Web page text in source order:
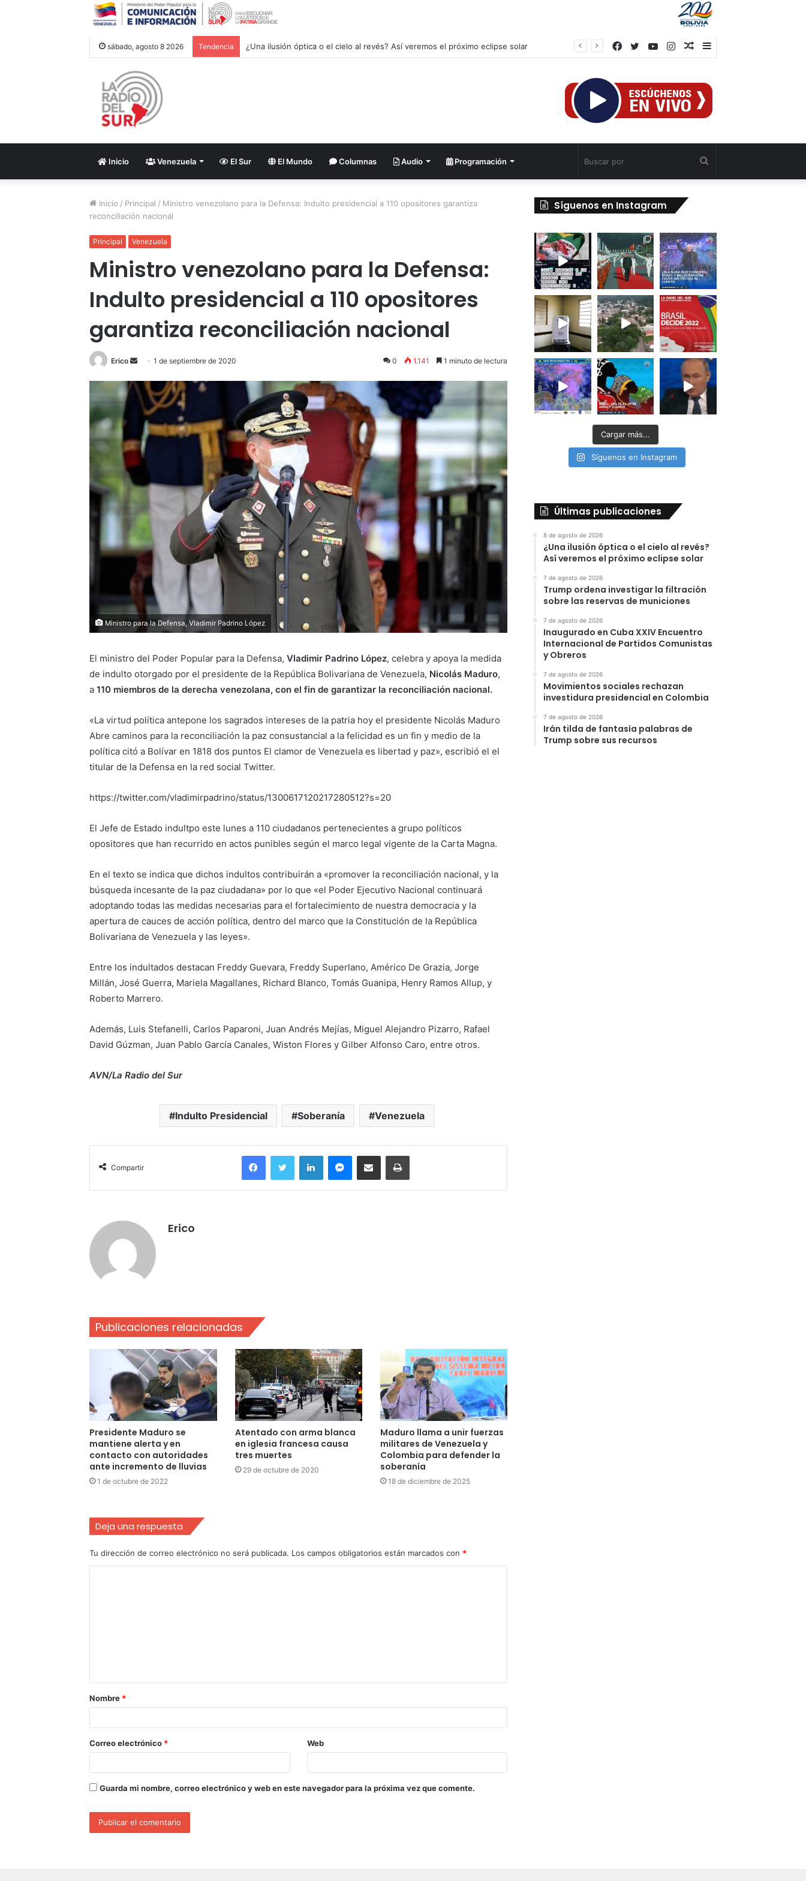
sábado, agosto 8 2026 Tendencia ¿Una ilusión óptica o el cielo al revés? Así veremos el próximo eclipse solar
Barra
Publicación
azar
Instagram
YouTube
Twitter
Facebook
Inicio Venezuela El Sur El Mundo Columnas Audio Programación
Inicio / Principal / Ministro venezolano para la Defensa: Indulto presidencial a 110 opositores garantiza
reconciliación nacional
Principal Venezuela
Ministro venezolano para la Defensa:
Indulto presidencial a 110 opositores
garantiza reconciliación nacional
Erico
Send
email
1 de septiembre de 2020 0 1.141 1 minuto de lectura
Ministro para la Defensa, Vladimir Padrino López
El ministro del Poder Popular para la Defensa,Vladimir Padrino López, celebra y apoya la medida
de indulto otorgado por el presidente de la República Bolivariana de Venezuela, Nicolás Maduro,
a110 miembros de la derecha venezolana, con el fin de garantizar la reconciliación nacional.
«La virtud política antepone los sagrados intereses de la patria hoy el presidente Nicolás Maduro
Abre caminos para la reconciliación la paz consustancial a la felicidad es un fin y medio de la
política citó a Bolívar en 1818 dos puntos El clamor de Venezuela es libertad y paz», escribió el el
titular de la Defensa en la red social Twitter.
https://twitter.com/vladimirpadrino/status/1300617120217280512?s=20
El Jefe de Estado indultpo este lunes a 110 ciudadanos pertenecientes a grupo políticos
opositores que han recurrido en actos punibles según el marco legal vigente de la Carta Magna.
En el texto se indica que dichos indultos contribuirán a «promover la reconciliación nacional, y la
búsqueda incesante de la paz ciudadana» por lo que «el Poder Ejecutivo Nacional continuará
adoptando todas las medidas necesarias para el fortalecimiento de nuestra democracia y la
apertura de cauces de acción política, dentro del marco que la Constitución de la República
Bolivariana de Venezuela y las leyes».
Entre los indultados destacan Freddy Guevara, Freddy Superlano, Américo De Grazia, Jorge
Millán, José Guerra, Mariela Magallanes, Richard Blanco, Tomás Guanipa, Henry Ramos Allup, y
Roberto Marrero.
Además, Luis Stefanelli, Carlos Paparoni, Juan Andrés Mejías, Miguel Alejandro Pizarro, Rafael
David Gúzman, Juan Pablo García Canales, Wiston Flores y Gilber Alfonso Caro, entre otros.
AVN/La Radio del Sur
Indulto Presidencial Soberanía Venezuela
Compartir
FacebookTwitter LinkedInMessengerCompartir por correo electrónicoImprimir
Erico
Publicaciones relacionadas
Presidente Maduro se
mantiene alerta y en
contacto con autoridades
ante incremento de lluvias
1 de octubre de 2022
Atentado con arma blanca
en iglesia francesa causa
tres muertes
29 de octubre de 2020
Maduro llama a unir fuerzas
militares de Venezuela y
Colombia para defender la
soberanía
18 de diciembre de 2025
Deja una respuesta
Tu dirección de correo electrónico no será publicada. Los campos obligatorios están marcados con *
Nombre *
Correo electrónico * Web
Guarda mi nombre, correo electrónico y web en este navegador para la próxima vez que comente.
Síguenos en Instagram
Cargar más...
Síguenos en Instagram
Últimas publicaciones
8 de agosto de 2026
¿Una ilusión óptica o el cielo al revés?
Así veremos el próximo eclipse solar
7 de agosto de 2026
Trump ordena investigar la filtración
sobre las reservas de municiones
7 de agosto de 2026
Inaugurado en Cuba XXIV Encuentro
Internacional de Partidos Comunistas
y Obreros
7 de agosto de 2026
Movimientos sociales rechazan
investidura presidencial en Colombia
7 de agosto de 2026
Irán tilda de fantasía palabras de
Trump sobre sus recursos